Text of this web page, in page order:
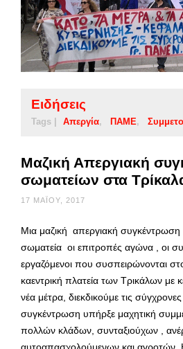
Ειδήσεις
Tags | Απεργία ΠΑΜΕ
Μαζική Απεργιακή
σωματείων στα
17 ΜΑΪ́ΟΥ, 2017
Μια μαζική απεργιακή
σωματεία οι επιτροπές αγώνα , οι
εργαζόμενοι που συσπειρώνονται
καεντρική πλατεία των Τρικάλων με
νέα μέτρα, διεκδικούμε τις
συγκέντρωση υπήρξε μαχητική
πολλών κλάδων, συνταξιούχων ,